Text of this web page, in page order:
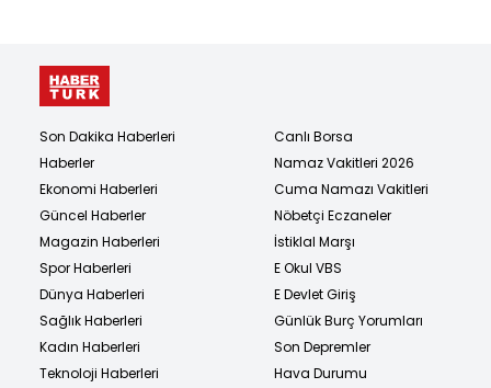
Son Dakika Haberleri
Haberler
Ekonomi Haberleri
Güncel Haberler
Magazin Haberleri
Spor Haberleri
Dünya Haberleri
Sağlık Haberleri
Kadın Haberleri
Teknoloji Haberleri
Canlı Borsa
Namaz Vakitleri 2026
Cuma Namazı Vakitleri
Nöbetçi Eczaneler
İstiklal Marşı
E Okul VBS
E Devlet Giriş
Günlük Burç Yorumları
Son Depremler
Hava Durumu